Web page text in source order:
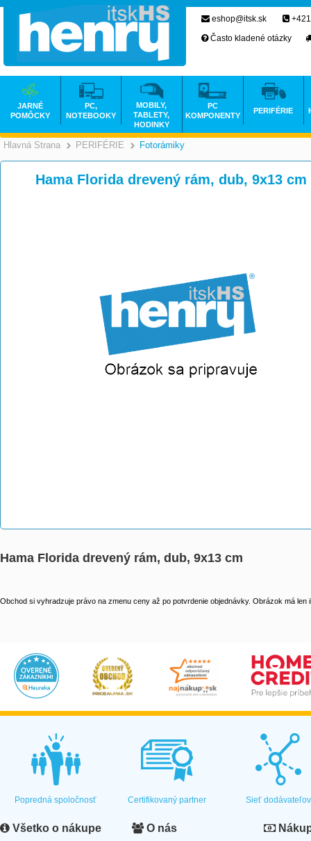
Hlavná Strana >
PERIFÉRIE >
Fotorámiky
Hama Florida drevený rám, dub, 9x13 cm
Hama Florida drevený rám, dub, 9x13 cm
Obchod si vyhradzuje právo na zmenu ceny až po potvrdenie objednávky. Obrázok má len
eshop@itsk.sk
Často kladené otázky
JARNÉ
POMÔCKY
PC,
NOTEBOOKY
MOBILY,
TABLETY,
HODINKY
PC
KOMPONENTY
PERIFÉRIE
Popredná spoločnosť Certifikovaný partner Sieť dodávateľov
Všetko o nákupe O nás